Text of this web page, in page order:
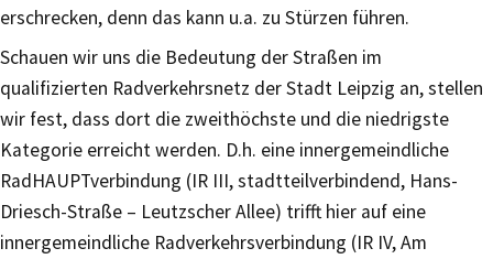
erschrecken, denn das kann u.a. zu Stürzen führen.
Schauen wir uns die Bedeutung der Straßen im
qualifizierten Radverkehrsnetz der Stadt Leipzig an, stellen
wir fest, dass dort die zweithöchste und die niedrigste
Kategorie erreicht werden. D.h. eine innergemeindliche
RadHAUPTverbindung (IR III, stadtteilverbindend, Hans-
Driesch-Straße – Leutzscher Allee) trifft hier auf eine
innergemeindliche Radverkehrsverbindung (IR IV, Am